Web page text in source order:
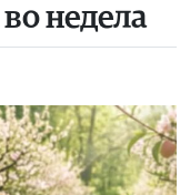
недела